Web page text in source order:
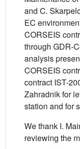
and C.
EC
CORSEIS
through GDR-
analysis
CORSEIS
contract IST-
Zahradnik for
station and for
We thank I.
reviewing the